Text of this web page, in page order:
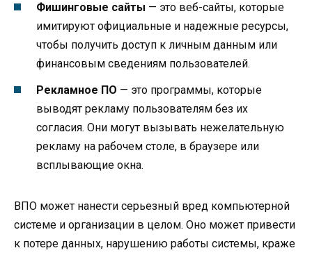
Фишинговые сайты — это веб-сайты, которые
имитируют официальные и надежные ресурсы,
чтобы получить доступ к личным данным или
финансовым сведениям пользователей.
Рекламное ПО — это программы, которые
выводят рекламу пользователям без их
согласия. Они могут вызывать нежелательную
рекламу на рабочем столе, в браузере или
всплывающие окна.
ВПО может нанести серьезный вред компьютерной
системе и организации в целом. Оно может привести
к потере данных, нарушению работы системы, краже